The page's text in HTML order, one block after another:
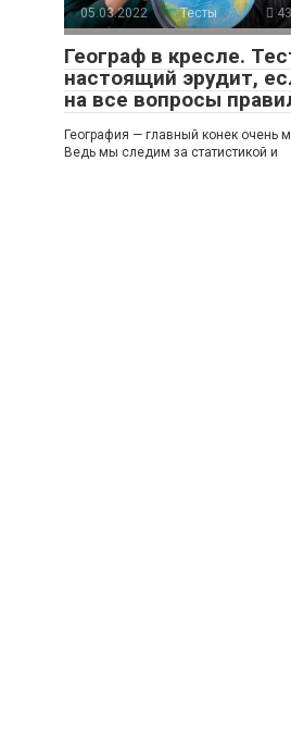
05.03.2022 Тесты
Географ в кресле.
настоящий эрудит,
на все вопросы
География — главный конек очень
Ведь мы следим за статистикой и